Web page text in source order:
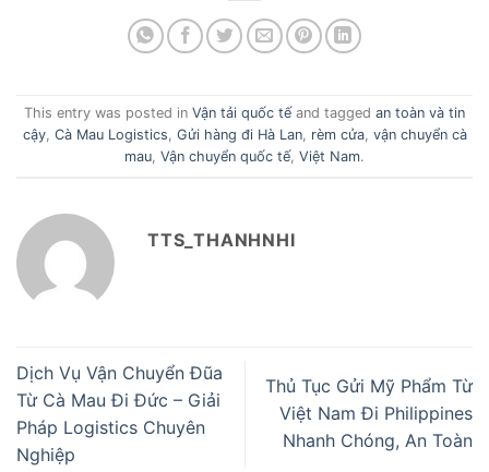
This entry was posted in Vận tải quốc tế and tagged an toàn và tin
cậy, Cà Mau Logistics, Gửi hàng đi Hà Lan, rèm cửa, vận chuyển cà
mau, Vận chuyển quốc tế, Việt Nam.
TTS_THANHNHI
Dịch Vụ Vận Chuyển Đũa
Từ Cà Mau Đi Đức – Giải
Pháp Logistics Chuyên
Nghiệp
Thủ Tục Gửi Mỹ Phẩm Từ
Việt Nam Đi Philippines
Nhanh Chóng, An Toàn